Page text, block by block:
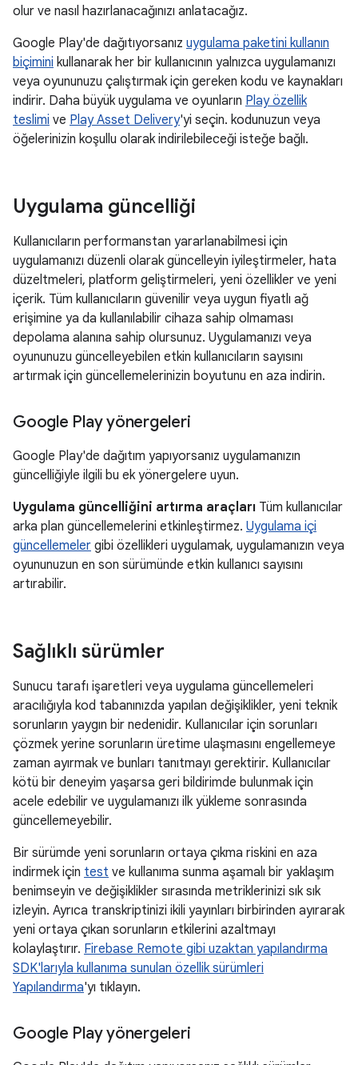
olur ve nasıl hazırlanacağınızı anlatacağız.
Google Play'de dağıtıyorsanız uygulama paketini kullanın
biçimini kullanarak her bir kullanıcının yalnızca uygulamanızı
veya oyununuzu çalıştırmak için gereken kodu ve kaynakları
indirir. Daha büyük uygulama ve oyunların Play özellik
teslimi ve Play Asset Delivery'yi seçin. kodunuzun veya
öğelerinizin koşullu olarak indirilebileceği isteğe bağlı.
Uygulama güncelliği
Kullanıcıların performanstan yararlanabilmesi için
uygulamanızı düzenli olarak güncelleyin iyileştirmeler, hata
düzeltmeleri, platform geliştirmeleri, yeni özellikler ve yeni
içerik. Tüm kullanıcıların güvenilir veya uygun fiyatlı ağ
erişimine ya da kullanılabilir cihaza sahip olmaması
depolama alanına sahip olursunuz. Uygulamanızı veya
oyununuzu güncelleyebilen etkin kullanıcıların sayısını
artırmak için güncellemelerinizin boyutunu en aza indirin.
Google Play yönergeleri
Google Play'de dağıtım yapıyorsanız uygulamanızın
güncelliğiyle ilgili bu ek yönergelere uyun.
Uygulama güncelliğini artırma araçları Tüm kullanıcılar
arka plan güncellemelerini etkinleştirmez. Uygulama içi
güncellemeler gibi özellikleri uygulamak, uygulamanızın veya
oyununuzun en son sürümünde etkin kullanıcı sayısını
artırabilir.
Sağlıklı sürümler
Sunucu tarafı işaretleri veya uygulama güncellemeleri
aracılığıyla kod tabanınızda yapılan değişiklikler, yeni teknik
sorunların yaygın bir nedenidir. Kullanıcılar için sorunları
çözmek yerine sorunların üretime ulaşmasını engellemeye
zaman ayırmak ve bunları tanıtmayı gerektirir. Kullanıcılar
kötü bir deneyim yaşarsa geri bildirimde bulunmak için
acele edebilir ve uygulamanızı ilk yükleme sonrasında
güncellemeyebilir.
Bir sürümde yeni sorunların ortaya çıkma riskini en aza
indirmek için test ve kullanıma sunma aşamalı bir yaklaşım
benimseyin ve değişiklikler sırasında metriklerinizi sık sık
izleyin. Ayrıca transkriptinizi ikili yayınları birbirinden ayırarak
yeni ortaya çıkan sorunların etkilerini azaltmayı
kolaylaştırır. Firebase Remote gibi uzaktan yapılandırma
SDK'larıyla kullanıma sunulan özellik sürümleri
Yapılandırma'yı tıklayın.
Google Play yönergeleri